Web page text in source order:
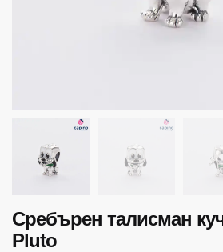
Сребърен талисман
Pluto